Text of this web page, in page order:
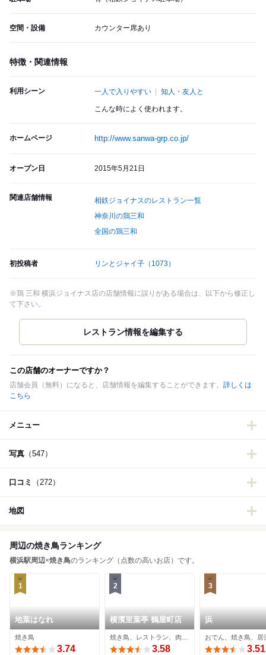
空間・設備 カウンター席あり
特徴・関連情報
利用シーン 一人で入りやすい 知人・友人と
こんな時によく使われます。
ホームページ http://www.sanwa-grp.co.jp/
オープン日 2015年5月21日
関連店舗情報
相鉄ジョイナスのレストラン一覧
神奈川の鶏三和
全国の鶏三和
初投稿者 リンとジャイ子 （1073）
※鶏 三和 横浜ジョイナス店の店舗情報に誤りがある場合は、以下から修正し
て下さい。
この店舗のオーナーですか？
店舗会員（無料）になると、店舗情報を編集することができます。 詳しくは
こちら
メニュー
写真 （547）
口コミ （272）
地図
周辺の焼き鳥ランキング
横浜駅周辺×焼き鳥のランキング（点数の高いお店）です。
1
地葉はなれ
焼き鳥
3.74
2
横濱里葉亭 鶴屋町店
3.58
3
浜
おでん、焼き鳥、居
3.51